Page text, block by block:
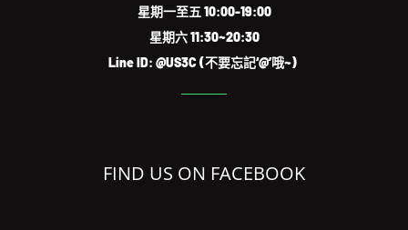
星期一至五 10:00-19:00
星期六 11:30~20:30
Line ID: @US3C (不要忘記‘@’哦~)
FIND US ON FACEBOOK